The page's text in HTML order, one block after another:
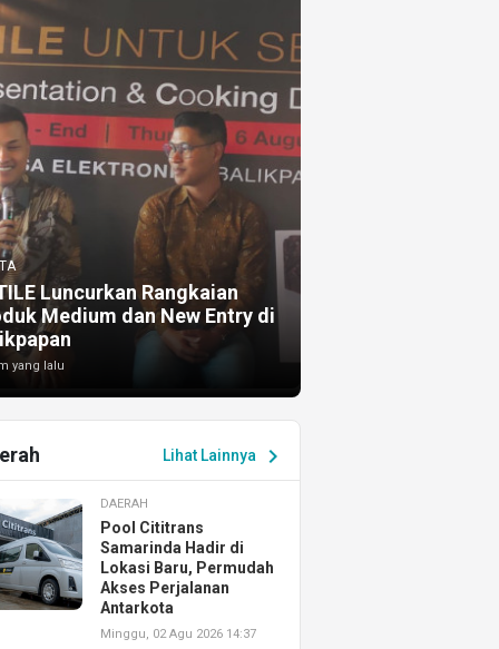
Luncurkan Rangkaian
Medium dan New Entry di
yang lalu
Lihat Lainnya chevron_right
DAERAH
Pool Cititrans
Samarinda Hadir di
Lokasi Baru, Permudah
Akses Perjalanan
Antarkota
Minggu, 02 Agu 2026 14:37